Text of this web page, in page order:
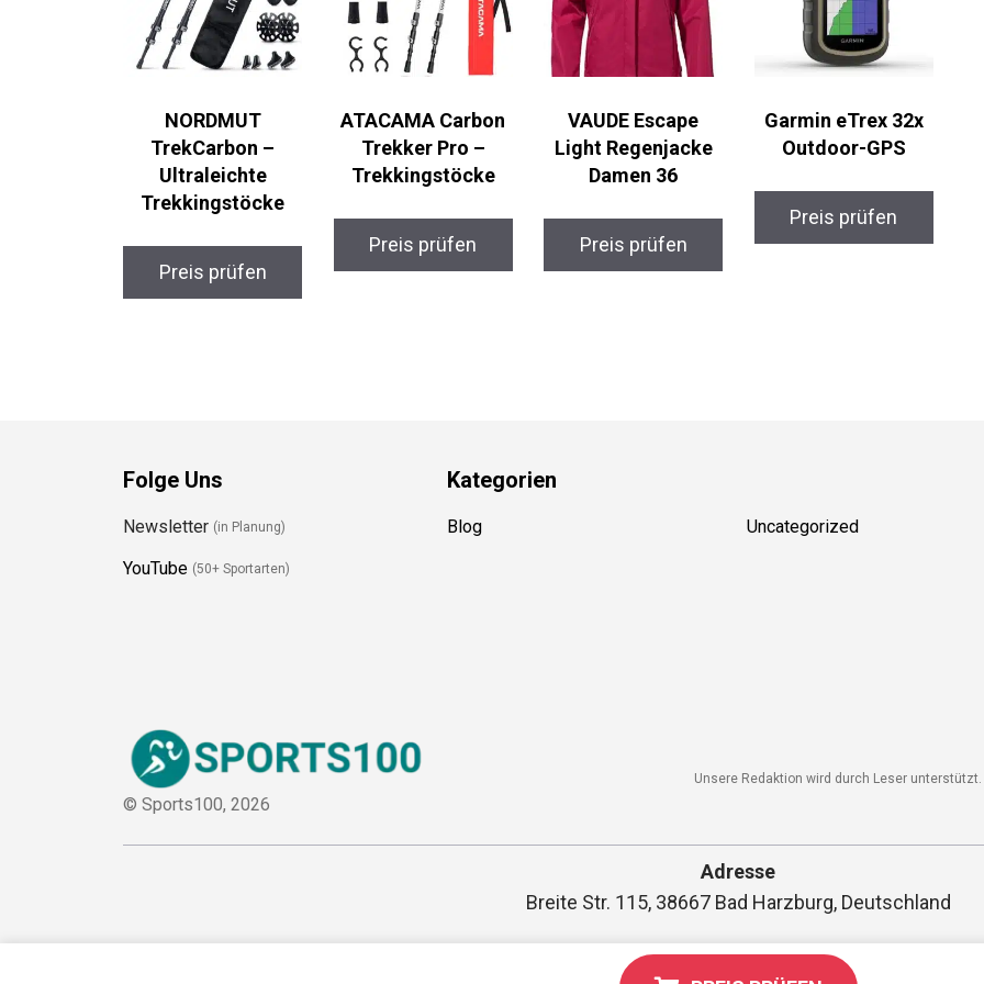
NORDMUT
TrekCarbon –
Ultraleichte
Trekkingstöcke
Preis prüfen
ATACAMA Carbon
Trekker Pro –
Trekkingstöcke
Preis prüfen
VAUDE Escape
Light Regenjacke
Damen 36
Preis prüfen
Garmin eTrex 32x
Outdoor-GPS
Preis prüfen
Folge Uns
Newsletter(in Planung)
YouTube (50+ Sportarten)
Kategorien
Blog Uncategorized
© Sports100, 2026
Unsere Redaktion wird durch Leser unterstützt.
Adresse
Breite Str. 115, 38667 Bad Harzburg, Deutschland